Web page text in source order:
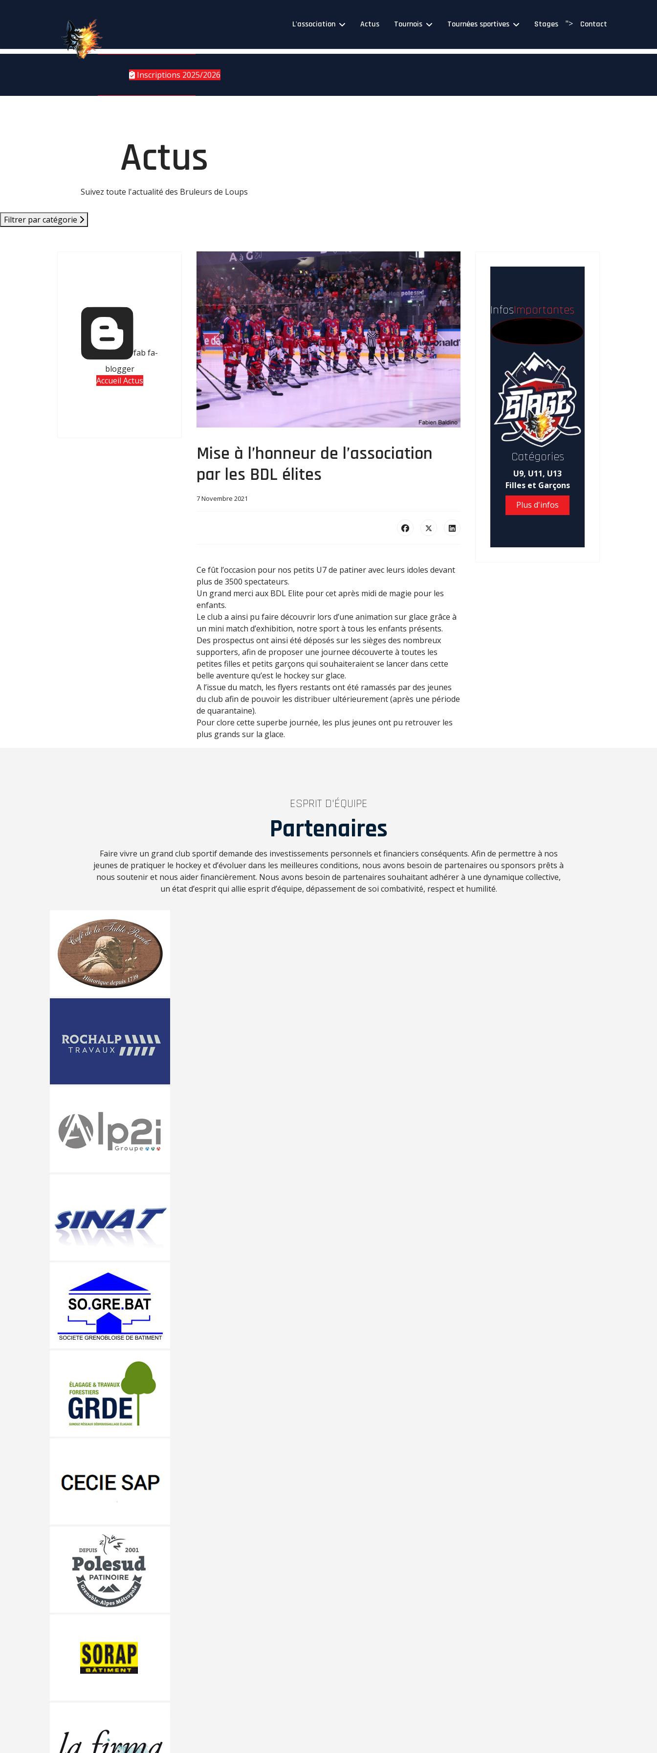
L'association Actus Tournois Tournées sportives Stages "> Contact
Inscriptions 2025/2026
Actus
Suivez toute l'actualité des Bruleurs de Loups
Filtrer par catégorie
fab fa-
blogger
Accueil Actus
Previous Next
Mise à l’honneur de l’association
par les BDL élites
7 Novembre 2021
Ce fût l’occasion pour nos petits U7 de patiner avec leurs idoles devant
plus de 3500 spectateurs.
Un grand merci aux BDL Elite pour cet après midi de magie pour les
enfants.
Le club a ainsi pu faire découvrir lors d’une animation sur glace grâce à
un mini match d’exhibition, notre sport à tous les enfants présents.
Des prospectus ont ainsi été déposés sur les sièges des nombreux
supporters, afin de proposer une journee découverte à toutes les
petites filles et petits garçons qui souhaiteraient se lancer dans cette
belle aventure qu’est le hockey sur glace.
A l’issue du match, les flyers restants ont été ramassés par des jeunes
du club afin de pouvoir les distribuer ultérieurement (après une période
de quarantaine).
Pour clore cette superbe journée, les plus jeunes ont pu retrouver les
plus grands sur la glace.
InfosImportantes
Catégories
U9, U11, U13
Filles et Garçons
Plus d'infos
ESPRIT D'ÉQUIPE
Partenaires
Faire vivre un grand club sportif demande des investissements personnels et financiers conséquents. Afin de permettre à nos
jeunes de pratiquer le hockey et d’évoluer dans les meilleures conditions, nous avons besoin de partenaires ou sponsors prêts à
nous soutenir et nous aider financièrement. Nous avons besoin de partenaires souhaitant adhérer à une dynamique collective,
un état d’esprit qui allie esprit d’équipe, dépassement de soi combativité, respect et humilité.